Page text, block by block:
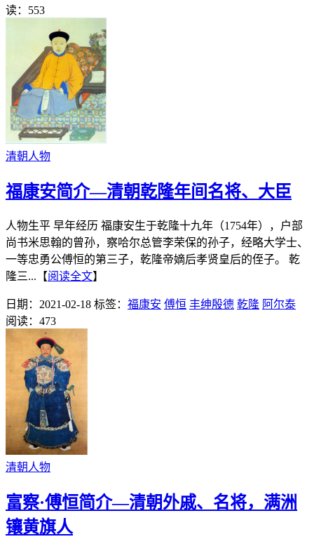
读：553
清朝人物
福康安简介—清朝乾隆年间名将、大臣
人物生平 早年经历 福康安生于乾隆十九年（1754年），户部
尚书米思翰的曾孙，察哈尔总管李荣保的孙子，经略大学士、
一等忠勇公傅恒的第三子，乾隆帝嫡后孝贤皇后的侄子。 乾
隆三...【阅读全文】
日期：2021-02-18 标签： 福康安 傅恒 丰绅殷德 乾隆 阿尔泰
阅读：473
清朝人物
富察·傅恒简介—清朝外戚、名将，满洲
镶黄旗人